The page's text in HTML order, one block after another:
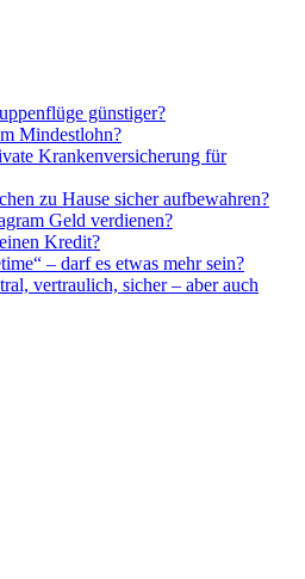
günstiger?
Mindestlohn?
Krankenversicherung für
zu Hause sicher aufbewahren?
Geld verdienen?
Kredit?
– darf es etwas mehr sein?
vertraulich, sicher – aber auch